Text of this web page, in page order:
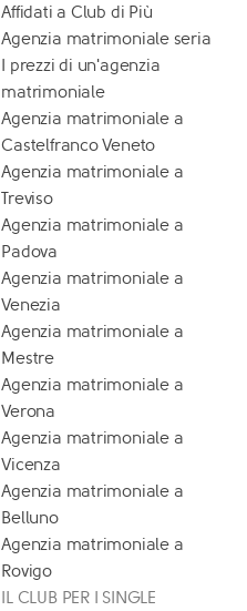
Affidati a Club di Più
Agenzia matrimoniale seria
I prezzi di un'agenzia
matrimoniale
Agenzia matrimoniale a
Castelfranco Veneto
Agenzia matrimoniale a
Treviso
Agenzia matrimoniale a
Padova
Agenzia matrimoniale a
Venezia
Agenzia matrimoniale a
Mestre
Agenzia matrimoniale a
Verona
Agenzia matrimoniale a
Vicenza
Agenzia matrimoniale a
Belluno
Agenzia matrimoniale a
Rovigo
IL CLUB PER I SINGLE